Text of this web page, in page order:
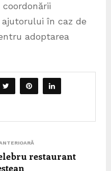
în caz de
adoptarea
restaurant